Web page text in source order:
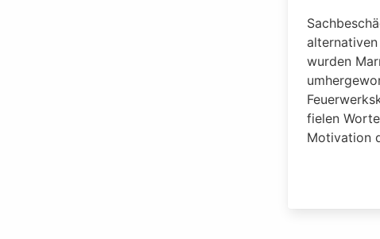
wurden
fielen
Motivation